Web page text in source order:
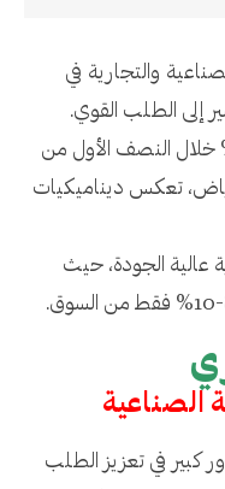
والتجارية في
في الإيجارات بنسبة 10% خلال النصف الأول من
2024 في الرياض، تعكس ديناميكيات
عالية الجودة، حيث
الصناعية
كبير في تعزيز الطلب